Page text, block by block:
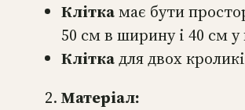
Кліткамає бути
50 см в ширину і 40 см
Кліткадля двох
Матеріал: